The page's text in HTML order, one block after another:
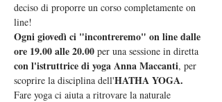
deciso di proporre un corso completamente on
line!
Ogni giovedì ci "incontreremo" on line dalle
ore 19.00 alle 20.00 per una sessione in diretta
con l'istruttrice di yoga Anna Maccanti, per
scoprire la disciplina dell'HATHA YOGA.
Fare yoga ci aiuta a ritrovare la naturale